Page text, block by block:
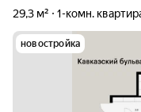
29,3 м²
1-комн.
новостройка